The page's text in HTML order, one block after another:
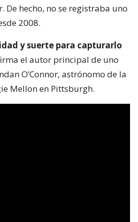
De hecho, no se registraba uno
2008.
y suerte para capturarlo
el autor principal de uno
O’Connor, astrónomo de la
Mellon en Pittsburgh.